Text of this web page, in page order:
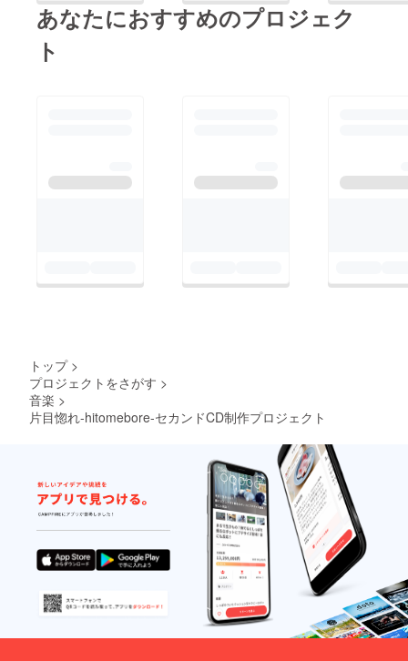
あなたにおすすめのプロジェク
ト
トップ >
プロジェクトをさがす >
音楽 >
片目惚れ-hitomebore-セカンドCD制作プロジェクト